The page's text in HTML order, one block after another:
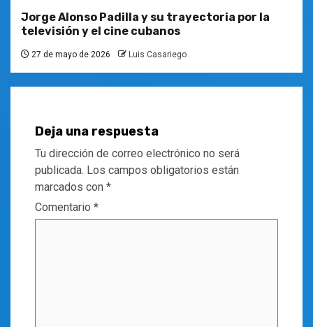
Jorge Alonso Padilla y su trayectoria por la
televisión y el cine cubanos
27 de mayo de 2026 Luis Casariego
Deja una respuesta
Tu dirección de correo electrónico no será
publicada. Los campos obligatorios están
marcados con *
Comentario *